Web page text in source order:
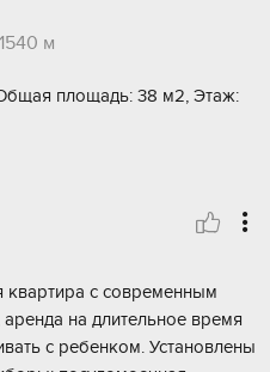
1540 м
площадь: 38 м2, Этаж:
квартира с современным
на длительное время
с ребенком. Установлены